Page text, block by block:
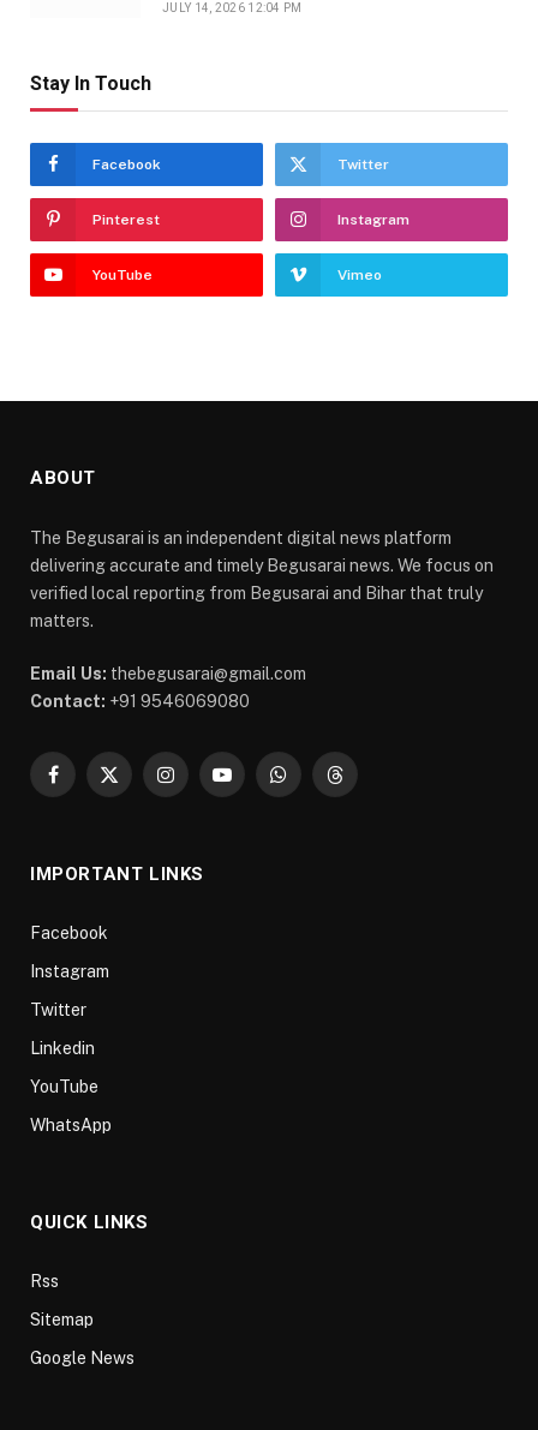
JULY 14, 2026 12:04 PM
Stay In Touch
Facebook Twitter
Pinterest Instagram
YouTube Vimeo
ABOUT
The Begusarai is an independent digital news platform
delivering accurate and timely Begusarai news. We focus on
verified local reporting from Begusarai and Bihar that truly
matters.
Email Us: thebegusarai@gmail.com
Contact: +91 9546069080
Facebook
X
InstagramYouTubeWhatsAppThreads
IMPORTANT LINKS
Facebook
Instagram
Twitter
Linkedin
YouTube
WhatsApp
QUICK LINKS
Rss
Sitemap
Google News